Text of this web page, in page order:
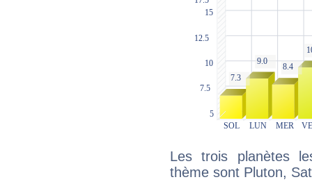
Les trois planètes
thème sont Pluton,